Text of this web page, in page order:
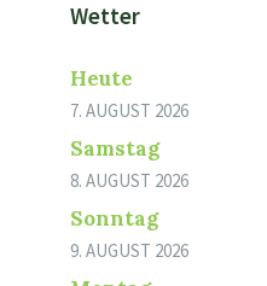
Wetter
Heute
7. AUGUST 2026
Samstag
8. AUGUST 2026
Sonntag
9. AUGUST 2026